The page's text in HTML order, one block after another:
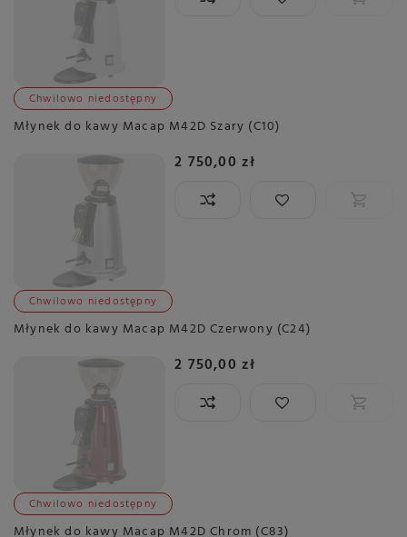
Chwilowo niedostępny
Młynek do kawy Macap M42D Szary (C10)
2 750,00 zł
Chwilowo niedostępny
Młynek do kawy Macap M42D Czerwony (C24)
2 750,00 zł
Chwilowo niedostępny
Młynek do kawy Macap M42D Chrom (C83)